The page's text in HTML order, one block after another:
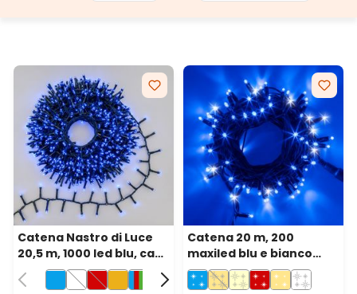
Catena Nastro di Luce
20,5 m, 1000 led blu, cavo
verde
Catena 20 m, 200
maxiled blu e bianco
freddo, cavo verde,
prolungabile, IP67